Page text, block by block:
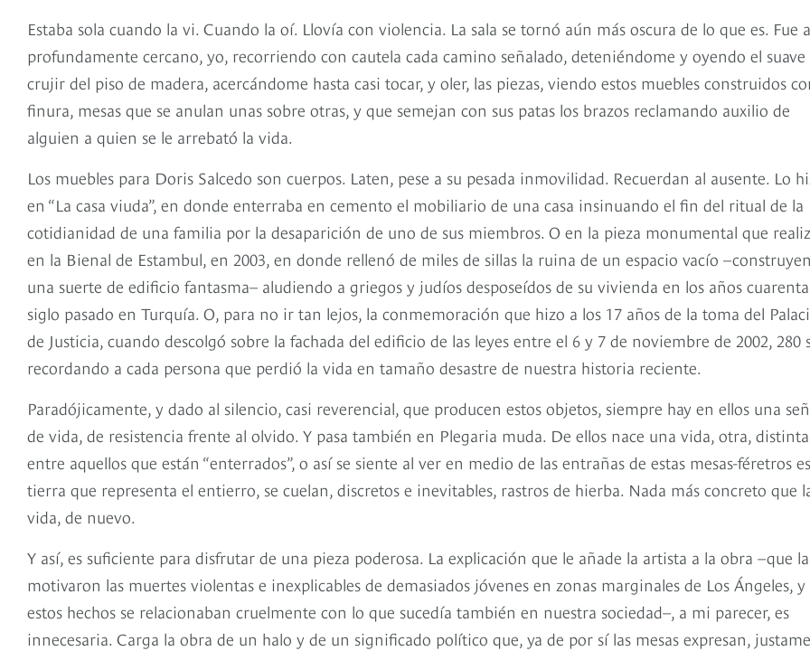
Estaba sola cuando la vi. Cuando la oí. Llovía con violencia. La sala se tornó aún más oscura de lo que es. Fue
profundamente cercano, yo, recorriendo con cautela cada camino señalado, deteniéndome y oyendo el suave
crujir del piso de madera, acercándome hasta casi tocar, y oler, las piezas, viendo estos muebles construidos
finura, mesas que se anulan unas sobre otras, y que semejan con sus patas los brazos reclamando auxilio de
alguien a quien se le arrebató la vida.
Los muebles para Doris Salcedo son cuerpos. Laten, pese a su pesada inmovilidad. Recuerdan al ausente. Lo
en “La casa viuda”, en donde enterraba en cemento el mobiliario de una casa insinuando el fin del ritual de la
cotidianidad de una familia por la desaparición de uno de sus miembros. O en la pieza monumental que
en la Bienal de Estambul, en 2003, en donde rellenó de miles de sillas la ruina de un espacio vacío
una suerte de edificio fantasma– aludiendo a griegos y judíos desposeídos de su vivienda en los años
siglo pasado en Turquía. O, para no ir tan lejos, la conmemoración que hizo a los 17 años de la toma del
de Justicia, cuando descolgó sobre la fachada del edificio de las leyes entre el 6 y 7 de noviembre de 2002, 280
recordando a cada persona que perdió la vida en tamaño desastre de nuestra historia reciente.
Paradójicamente, y dado al silencio, casi reverencial, que producen estos objetos, siempre hay en ellos una
de vida, de resistencia frente al olvido. Y pasa también en Plegaria muda. De ellos nace una vida, otra,
entre aquellos que están “enterrados”, o así se siente al ver en medio de las entrañas de estas mesas-féretros
tierra que representa el entierro, se cuelan, discretos e inevitables, rastros de hierba. Nada más concreto que
vida, de nuevo.
Y así, es suficiente para disfrutar de una pieza poderosa. La explicación que le añade la artista a la obra –que la
motivaron las muertes violentas e inexplicables de demasiados jóvenes en zonas marginales de Los Ángeles, y
estos hechos se relacionaban cruelmente con lo que sucedía también en nuestra sociedad–, a mi parecer, es
innecesaria. Carga la obra de un halo y de un significado político que, ya de por sí las mesas expresan,